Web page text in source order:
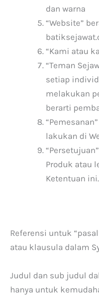
dan warna
“Website”
“Kami atau
“Teman
setiap
melakukan
berarti
lakukan di
Produk atau
Ketentuan ini.
Referensi untuk
atau klausula dalam
Judul dan sub judul
hanya untuk